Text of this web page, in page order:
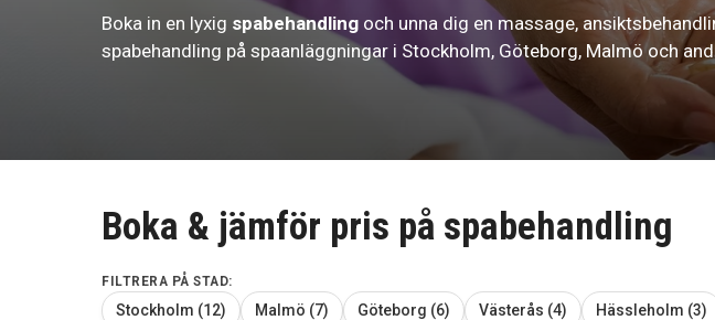
Boka in en lyxig spabehandling och unna dig en massage,
spabehandling på spaanläggningar i Stockholm, Göteborg, Malmö och
Boka & jämför pris på spabehandling
FILTRERA PÅ STAD:
Stockholm (12) Malmö (7) Göteborg (6) Västerås (4) Hässleholm (3)